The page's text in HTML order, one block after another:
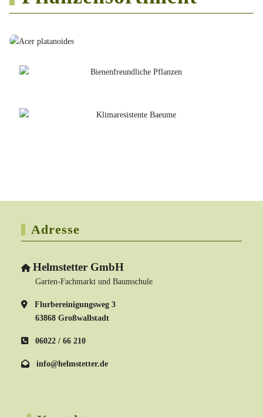
Adresse
Helmstetter GmbH
Garten-Fachmarkt und Baumschule
Flurbereinigungsweg 3
63868 Großwallstadt
06022 / 66 210
info@helmstetter.de